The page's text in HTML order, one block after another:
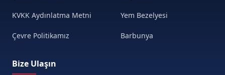
KVKK Aydınlatma Metni
Çevre Politikamız
Yem Bezelyesi
Barbunya
Bize Ulaşın